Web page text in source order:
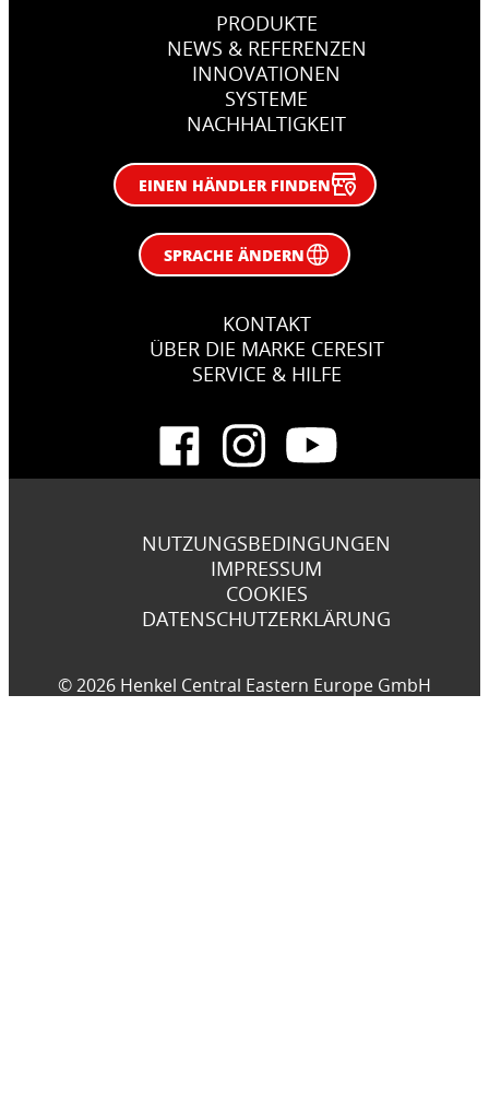
PRODUKTE
NEWS & REFERENZEN
INNOVATIONEN
SYSTEME
NACHHALTIGKEIT
EINEN HÄNDLER FINDEN
SPRACHE ÄNDERN
KONTAKT
ÜBER DIE MARKE CERESIT
SERVICE & HILFE
NUTZUNGSBEDINGUNGEN
IMPRESSUM
COOKIES
DATENSCHUTZERKLÄRUNG
© 2026 Henkel Central Eastern Europe GmbH